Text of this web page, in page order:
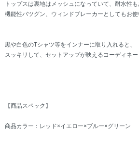
トップスは裏地はメッシュになっていて、耐水性も
機能性バツグン、ウィンドブレーカーとしてもお使
黒や白色のTシャツ等をインナーに取り入れると、
スッキリして、セットアップが映えるコーディネ
【商品スペック】
商品カラー：レッド×イエロー×ブルー×グリーン